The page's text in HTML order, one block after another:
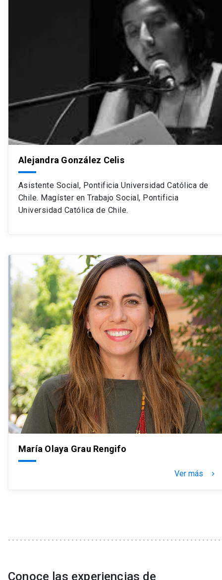
Alejandra González Celis
Asistente Social, Pontificia Universidad Católica de
Chile. Magíster en Trabajo Social, Pontificia
Universidad Católica de Chile.
María Olaya Grau Rengifo
Ver más keyboard_arrow_right
Conoce las experiencias de